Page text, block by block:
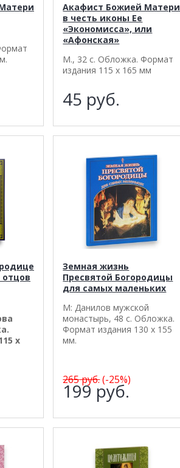
Акафист Божией Матери
в честь иконы Ее
«Экономисса», или
«Афонская»
М., 32 с. Обложка. Формат
издания 115 х 165 мм
45 руб.
х
Земная жизнь
Пресвятой Богородицы
для самых маленьких
М: Данилов мужской
монастырь, 48 с. Обложка.
Формат издания 130 х 155
мм.
265руб.(-25%)
199руб.